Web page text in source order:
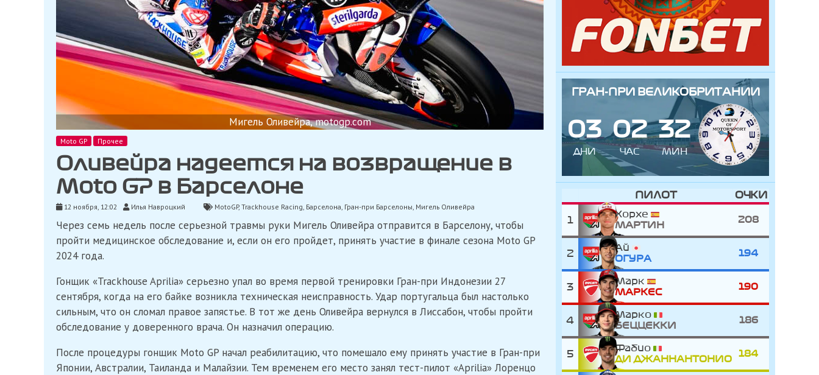
Мигель Оливейра, motogp.com
Moto GP Прочее
Оливейра надеется на возвращение в
Moto GP в Барселоне
12 ноября, 12:02 Илья Навроцкий MotoGP, Trackhouse Racing, Барселона, Гран-при Барселоны, Мигель Оливейра
Через семь недель после серьезной травмы руки Мигель Оливейра отправится в Барселону, чтобы
пройти медицинское обследование и, если он его пройдет, принять участие в финале сезона Moto GP
2024 года.
Гонщик «Trackhouse Aprilia» серьезно упал во время первой тренировки Гран-при Индонезии 27
сентября, когда на его байке возникла техническая неисправность. Удар португальца был настолько
сильным, что он сломал правое запястье. В тот же день Оливейра вернулся в Лиссабон, чтобы пройти
обследование у доверенного врача. Он назначил операцию.
После процедуры гонщик Moto GP начал реабилитацию, что помешало ему принять участие в Гран-при
Японии, Австралии, Таиланда и Малайзии. Тем временем его место занял тест-пилот «Aprilia» Лоренцо
ГРАН-ПРИ ВЕЛИКОБРИТАНИИ
03
ДНИ
02
ЧАС
32
МИН
ПИЛОТ ОЧКИ
1
Хорхе
МАРТИН
208
2
Ай
ОГУРА
194
3
Марк
МАРКЕС
190
4
Марко
БЕЦЦЕККИ
186
5
Фабио
ДИ ДЖАННАНТОНИО
184